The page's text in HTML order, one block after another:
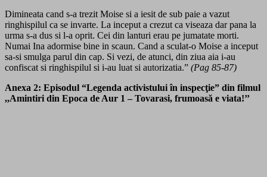
Dimineata cand s-a trezit Moise si a iesit de sub paie a vazut
ringhispilul ca se invarte. La inceput a crezut ca viseaza dar pana la
urma s-a dus si l-a oprit. Cei din lanturi erau pe jumatate morti.
Numai Ina adormise bine in scaun. Cand a sculat-o Moise a inceput
sa-si smulga parul din cap. Si vezi, de atunci, din ziua aia i-au
confiscat si ringhispilul si i-au luat si autorizatia.” (Pag 85-87)
Anexa 2: Episodul “Legenda activistului în inspecţie” din filmul
,,Amintiri din Epoca de Aur 1 – Tovarasi, frumoasă e viata!’’